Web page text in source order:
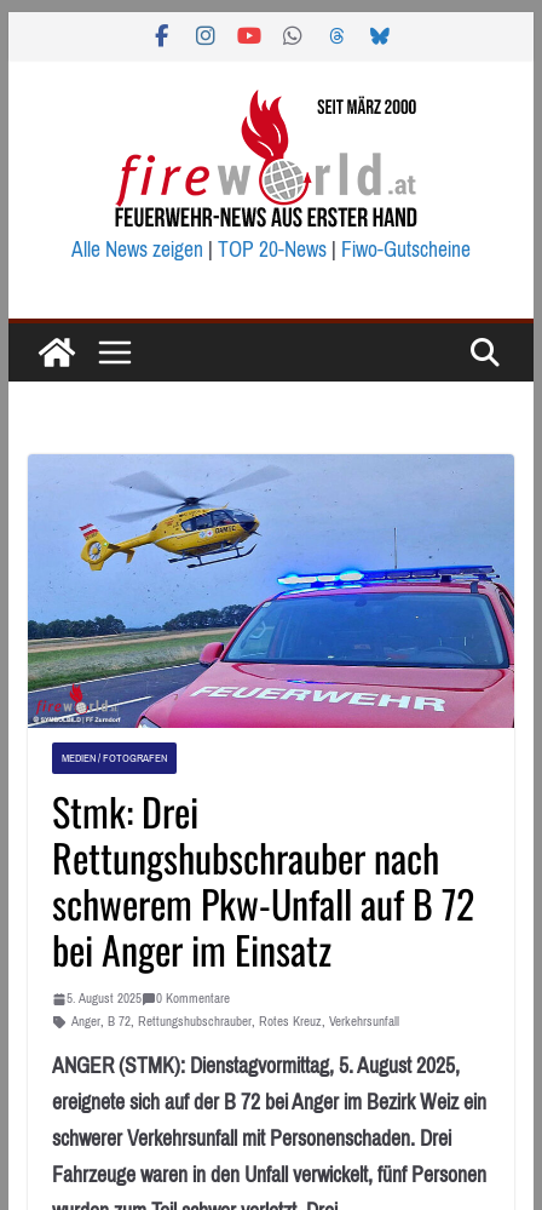
Alle News zeigen|TOP 20-News|Fiwo-Gutscheine
MEDIEN / FOTOGRAFEN
Stmk: Drei
Rettungshubschrauber nach
schwerem Pkw-Unfall auf B 72
bei Anger im Einsatz
5. August 2025
0 Kommentare
Anger, B 72, Rettungshubschrauber, Rotes Kreuz, Verkehrsunfall
ANGER (STMK): Dienstagvormittag, 5. August 2025,
ereignete sich auf der B 72 bei Anger im Bezirk Weiz ein
schwerer Verkehrsunfall mit Personenschaden. Drei
Fahrzeuge waren in den Unfall verwickelt, fünf Personen